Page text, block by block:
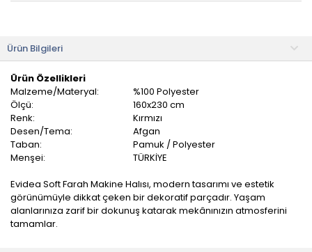
Ürün Bilgileri
Ürün Özellikleri
Malzeme/Materyal:
%100 Polyester
Ölçü:
160x230 cm
Renk:
Kırmızı
Desen/Tema:
Afgan
Taban:
Pamuk / Polyester
Menşei:
TÜRKİYE
Evidea Soft Farah Makine Halısı, modern tasarımı ve estetik
görünümüyle dikkat çeken bir dekoratif parçadır. Yaşam
alanlarınıza zarif bir dokunuş katarak mekânınızın atmosferini
tamamlar.